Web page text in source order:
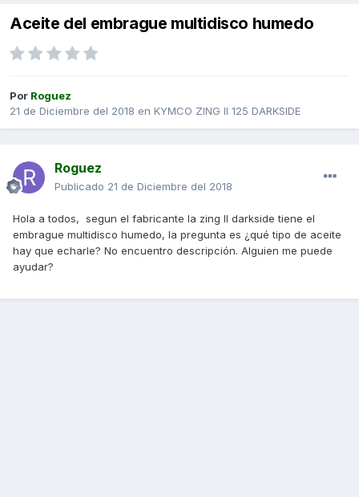
Aceite del embrague multidisco humedo
Por Roguez
21 de Diciembre del 2018 en KYMCO ZING II 125 DARKSIDE
Roguez
Publicado 21 de Diciembre del 2018
Hola a todos, segun el fabricante la zing II darkside tiene el
embrague multidisco humedo, la pregunta es ¿qué tipo de aceite
hay que echarle? No encuentro descripción. Alguien me puede
ayudar?